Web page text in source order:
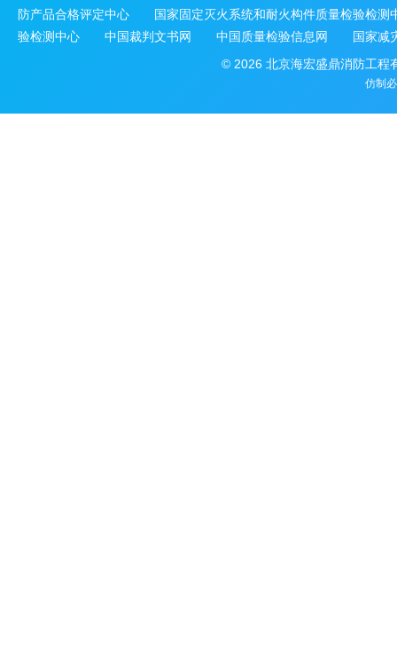
防产品合格评定中心
国家固定灭火系统和耐火构件质量检验检测
验检测中心
中国裁判文书网 中国质量检验信息网
国家减
© 2026 北京海宏盛鼎消防工程
仿制